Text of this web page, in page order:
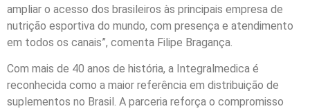
ampliar o acesso dos brasileiros às principais empresa de
nutrição esportiva do mundo, com presença e atendimento
em todos os canais”, comenta Filipe Bragança.
Com mais de 40 anos de história, a Integralmedica é
reconhecida como a maior referência em distribuição de
suplementos no Brasil. A parceria reforça o compromisso